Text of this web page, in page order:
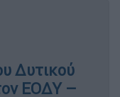
Δυτικού
ΕΟΔΥ –